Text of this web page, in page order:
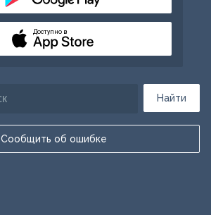
Найти
Сообщить об ошибке
Доступно в